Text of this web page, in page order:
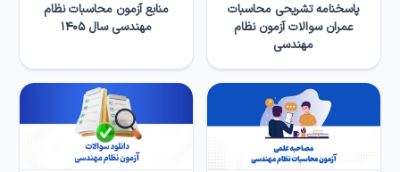
پاسخنامه تشریحی محاسبات
عمران سوالات آزمون نظام
مهندسی
منابع آزمون محاسبات نظام
مهندسی سال ۱۴۰۵